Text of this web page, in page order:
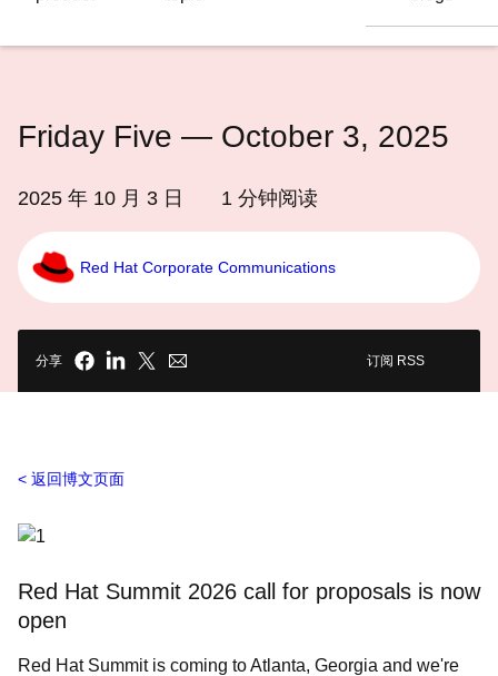
言
Friday Five — October 3, 2025
2025 年 10 月 3 日 1 分钟阅读
Red Hat Corporate Communications
分享 订阅 RSS
返回博文页面
Red Hat Summit 2026 call for proposals is now
open
Red Hat Summit is coming to Atlanta, Georgia and we're